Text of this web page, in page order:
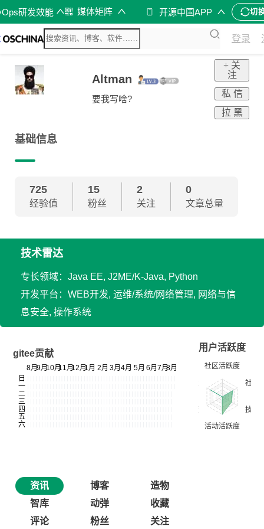
研发效能 媒体矩阵 开源中国APP 切
登录
Altman
要我写啥?
+ 关
注
私 信
拉 黑
基础信息
725
经验值
15
粉丝
2
关注
0
文章总量
技术雷达
专长领域：Java EE, J2ME/K-Java, Python
开发平台：WEB开发, 运维/系统/网络管理, 网络与信
息安全, 操作系统
gitee贡献
用户活跃度
资讯 博客
造物
智库
动弹
收藏
评论
粉丝 关注